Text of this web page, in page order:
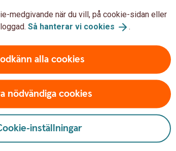
och till företaget)
säkerhetsdosa. Har du
medgivande när du vill, på cookie-sidan eller
Så hanterar vi cookies .
alla cookies
nödvändiga cookies
inställningar